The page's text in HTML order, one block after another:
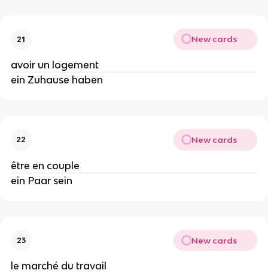
21 New cards
avoir un logement
ein Zuhause haben
22 New cards
être en couple
ein Paar sein
23 New cards
le marché du travail